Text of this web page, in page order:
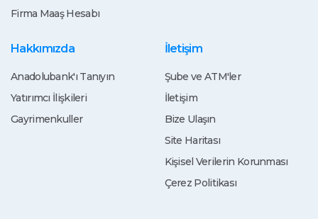
Firma Maaş Hesabı
Hakkımızda
Anadolubank'ı Tanıyın
Yatırımcı İlişkileri
Gayrimenkuller
İletişim
Şube ve ATM'ler
İletişim
Bize Ulaşın
Site Haritası
Kişisel Verilerin Korunması
Çerez Politikası